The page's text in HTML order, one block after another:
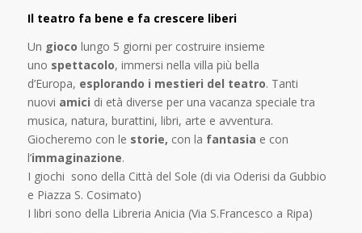
Il teatro fa bene e fa crescere liberi
Un gioco lungo 5 giorni per costruire insieme
uno spettacolo, immersi nella villa più bella
d’Europa, esplorando i mestieri del teatro. Tanti
nuovi amici di età diverse per una vacanza speciale tra
musica, natura, burattini, libri, arte e avventura.
Giocheremo con le storie, con la fantasia e con
l’immaginazione.
I giochi sono della Città del Sole (di via Oderisi da Gubbio
e Piazza S. Cosimato)
I libri sono della Libreria Anicia (Via S.Francesco a Ripa)